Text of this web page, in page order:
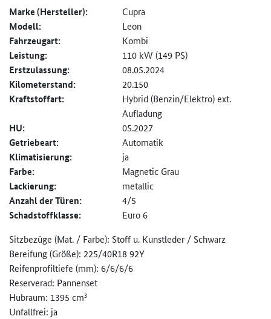
Marke (Hersteller):
Cupra
Modell: Leon
Fahrzeugart: Kombi
Leistung: 110 kW (149 PS)
Erstzulassung: 08.05.2024
Kilometerstand: 20.150
Kraftstoffart:
Hybrid (Benzin/Elektro) ext.
Aufladung
HU: 05.2027
Getriebeart: Automatik
Klimatisierung: ja
Farbe: Magnetic Grau
Lackierung: metallic
Anzahl der Türen: 4/5
Schadstoffklasse:
Euro 6
Sitzbezüge (Mat. / Farbe): Stoff u. Kunstleder / Schwarz
Bereifung (Größe): 225/40R18 92Y
Reifenprofiltiefe (mm): 6/6/6/6
Reserverad: Pannenset
Hubraum: 1395 cm³
Unfallfrei: ja